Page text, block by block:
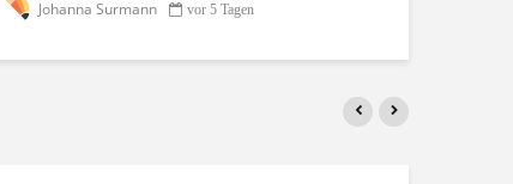
Johanna Surmann vor 5 Tagen